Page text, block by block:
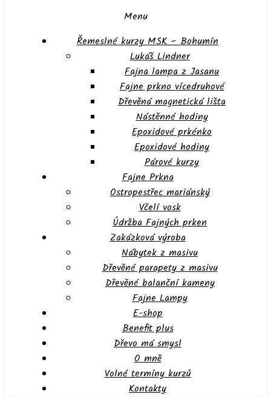
Menu
Řemeslné kurzy MSK – Bohumín
Lukáš Lindner
Fajna lampa z Jasanu
Fajne prkno vícedruhové
Dřevěná magnetická lišta
Nástěnné hodiny
Epoxidové prkénko
Epoxidové hodiny
Párové kurzy
Fajne Prkna
Ostropestřec mariánský
Včelí vosk
Údržba Fajných prken
Zakázková výroba
Nábytek z masivu
Dřevěné parapety z masivu
Dřevěné balanční kameny
Fajne Lampy
E-shop
Benefit plus
Dřevo má smysl
O mně
Volné termíny kurzů
Kontakty